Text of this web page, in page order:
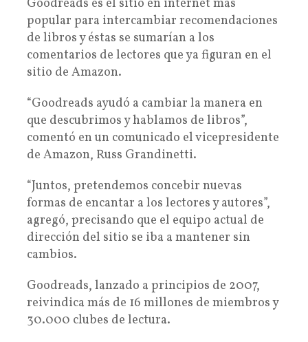
Goodreads es el sitio en internet más
popular para intercambiar recomendaciones
de libros y éstas se sumarían a los
comentarios de lectores que ya figuran en el
sitio de Amazon.
“Goodreads ayudó a cambiar la manera en
que descubrimos y hablamos de libros”,
comentó en un comunicado el vicepresidente
de Amazon, Russ Grandinetti.
“Juntos, pretendemos concebir nuevas
formas de encantar a los lectores y autores”,
agregó, precisando que el equipo actual de
dirección del sitio se iba a mantener sin
cambios.
Goodreads, lanzado a principios de 2007,
reivindica más de 16 millones de miembros y
30.000 clubes de lectura.